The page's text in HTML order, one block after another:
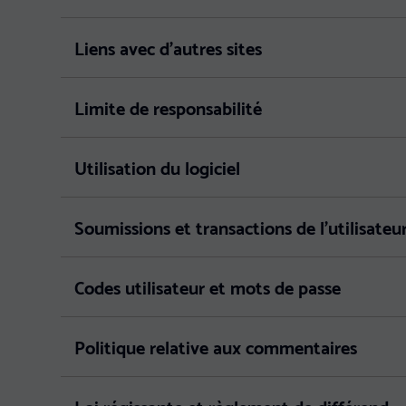
Liens avec d'autres sites
Limite de responsabilité
Utilisation du logiciel
Soumissions et transactions de
Codes utilisateur et mots de passe
Politique relative aux commentaires